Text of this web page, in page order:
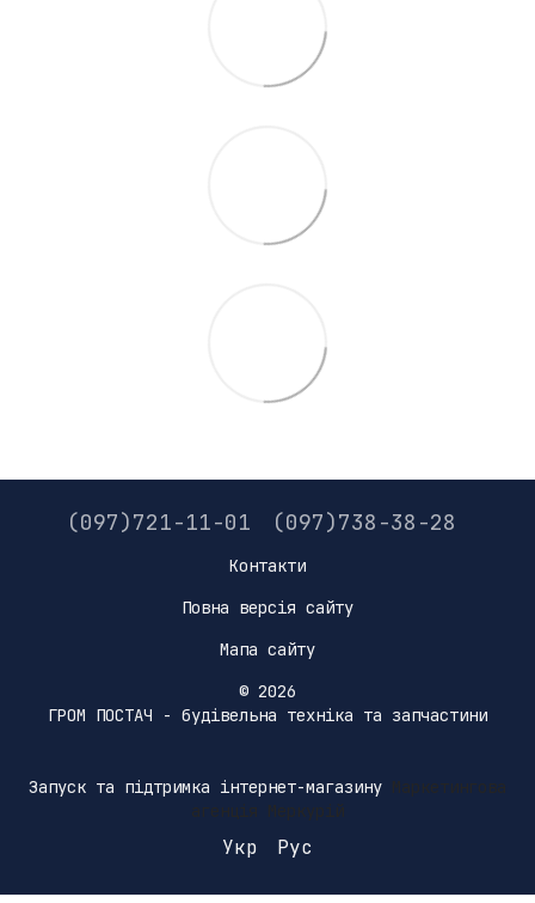
(097)721-11-01 (097)738-38-28
Контакти
Повна версія сайту
Мапа сайту
© 2026
ГРОМ ПОСТАЧ - будівельна техніка та запчастини
Запуск та підтримка інтернет-магазину Маркетингова
агенція Меркурій
Укр Рус